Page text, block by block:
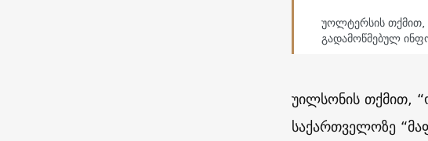
უოლტერსის თქმით,
გადამოწმებულ
უილსონის თქმით,
საქართველოზე